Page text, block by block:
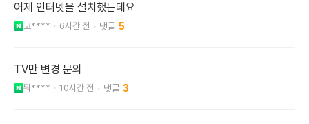
어제 인터넷을 설치했는데요
코**** 6시간 전 5
TV만 변경 문의
뭐**** 10시간 전 3